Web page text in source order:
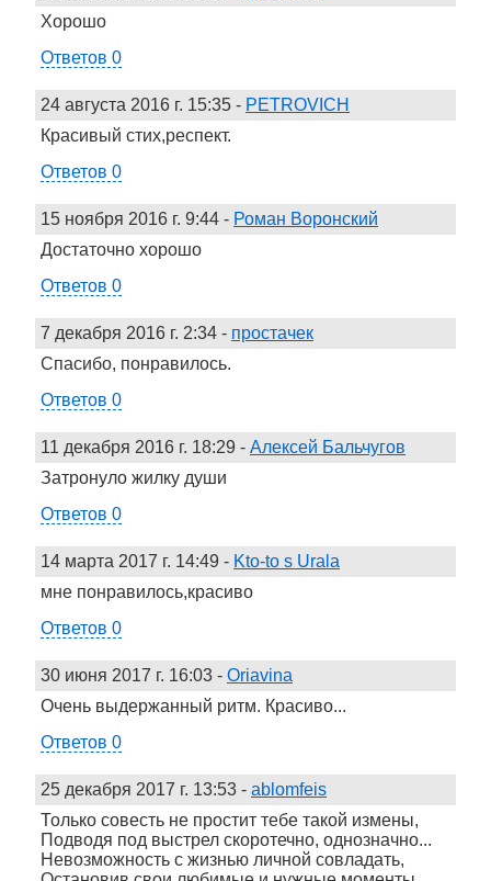
Хорошо
Ответов 0
24 августа 2016 г. 15:35 - PETROVICH
Красивый стих,респект.
Ответов 0
15 ноября 2016 г. 9:44 - Роман Воронский
Достаточно хорошо
Ответов 0
7 декабря 2016 г. 2:34 - простачек
Спасибо, понравилось.
Ответов 0
11 декабря 2016 г. 18:29 - Алексей Бальчугов
Затронуло жилку души
Ответов 0
14 марта 2017 г. 14:49 - Kto-to s Urala
мне понравилось,красиво
Ответов 0
30 июня 2017 г. 16:03 - Oriavina
Очень выдержанный ритм. Красиво...
Ответов 0
25 декабря 2017 г. 13:53 - ablomfeis
Только совесть не простит тебе такой измены,
Подводя под выстрел скоротечно, однозначно...
Невозможность с жизнью личной совладать,